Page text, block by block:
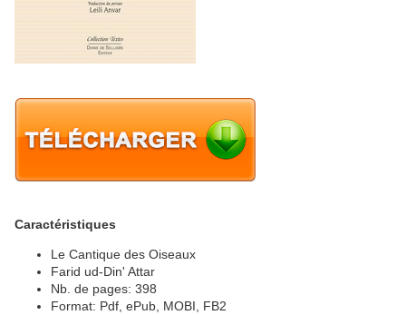
Caractéristiques
Le Cantique des Oiseaux
Farid ud-Din' Attar
Nb. de pages: 398
Format: Pdf, ePub, MOBI, FB2